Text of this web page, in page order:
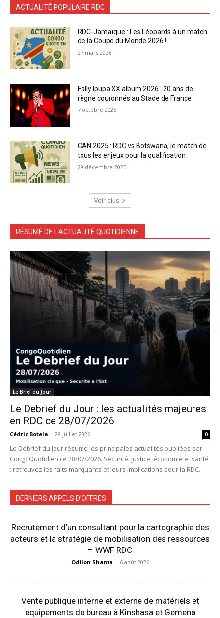
ACTUALITÉ POPULAIRE RDC
RDC-Jamaïque : Les Léopards à un match
de la Coupe du Monde 2026 !
27 mars 2026
Fally Ipupa XX album 2026 : 20 ans de
règne couronnés au Stade de France
7 octobre 2025
CAN 2025 : RDC vs Botswana, le match de
tous les enjeux pour la qualification
29 décembre 2025
Voir plus
RÉSUMÉ DE L'ACTUALITÉ QUOTIDIENNE
Le Brief du Jour
Le Debrief du Jour : les actualités majeures
en RDC ce 28/07/2026
Cédric Botela - 28 juillet 2026 0
Le Debrief du Jour résume les principales actualités publiées par
CongoQuotidien ce 28/07/2026. Sécurité, justice, économie et santé
: retrouvez les faits marquants et leurs implications pour la RDC.
DERNIERS APPELS D'OFFRES
Recrutement d’un consultant pour la cartographie des
acteurs et la stratégie de mobilisation des ressources
– WWF RDC
Odilon Shama - 6 août 2026
Vente publique interne et externe de matériels et
équipements de bureau à Kinshasa et Gemena